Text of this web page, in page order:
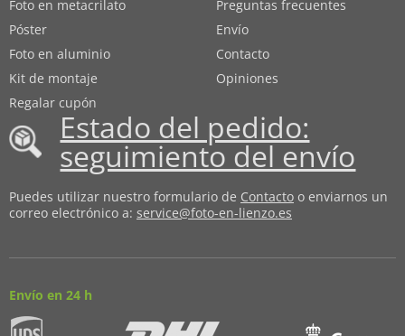
Foto en metacrilato
Póster
Foto en aluminio
Kit de montaje
Regalar cupón
Preguntas frecuentes
Envío
Contacto
Opiniones
Estado del pedido:
seguimiento del envío
Puedes utilizar nuestro formulario de Contacto o enviarnos un
correo electrónico a: service@foto-en-lienzo.es
Envío en 24 h